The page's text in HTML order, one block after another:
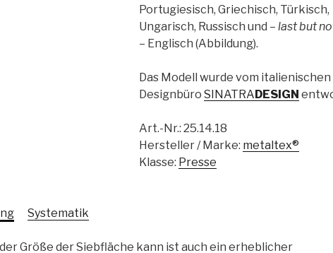
Portugiesisch, Griechisch, Türkisch,
Ungarisch, Russisch und – last but
– Englisch (Abbildung).
Das Modell wurde vom italienischen
Designbüro SINATRADESIGN
Art.-Nr.: 25.14.18
Hersteller / Marke: metaltex®
Klasse: Presse
Systematik
Größe der Siebfläche kann ist auch ein erheblicher